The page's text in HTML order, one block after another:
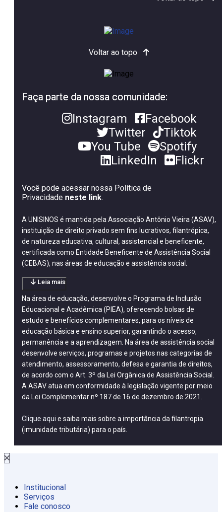
Voltar ao topo
Faça parte da nossa comunidade:
Instagram
Facebook
Twitter
Tiktok
You Tube
Spotify
LinkedIn
Flickr
Você pode acessar nossa Política de
Privacidade neste link.
A UNISINOS é mantida pela Associação Antônio Vieira (ASAV),
instituição de direito privado sem fins lucrativos, filantrópica,
de natureza educativa, cultural, assistencial e beneficente,
certificada como Entidade Beneficente de Assistência Social
(CEBAS), nas áreas de educação e assistência social.
Leia mais
Na área de educação, desenvolve o Programa de Inclusão
Educacional e Acadêmica (PIEA), oferecendo bolsas de
estudo e benefícios complementares, para os níveis de
educação básica e ensino superior, garantindo o acesso,
permanência e a aprendizagem. Na área de assistência social
desenvolve serviços, programas e projetos nas categorias de
atendimento, assessoramento, defesa e garantia de direitos,
de acordo com o Art. 3º da Lei Orgânica de Assistência Social.
A ASAV atua em conformidade à legislação vigente por meio
da Lei Complementar nº 187 de 16 de dezembro de 2021.
Clique aqui e saiba mais sobre a importância da filantropia
(imunidade tributária) para o país.
Institucional
Serviços
Fale conosco